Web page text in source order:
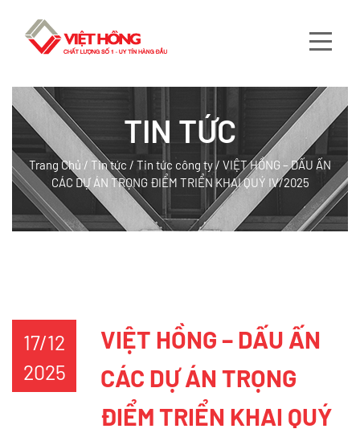
TIN TỨC
Trang Chủ / Tin tức / Tin tức công ty/ VIỆT HỒNG – DẤU ẤN
CÁC DỰ ÁN TRỌNG ĐIỂM TRIỂN KHAI QUÝ IV/2025
17/12
2025
VIỆT HỒNG – DẤU ẤN
CÁC DỰ ÁN TRỌNG
ĐIỂM TRIỂN KHAI QUÝ